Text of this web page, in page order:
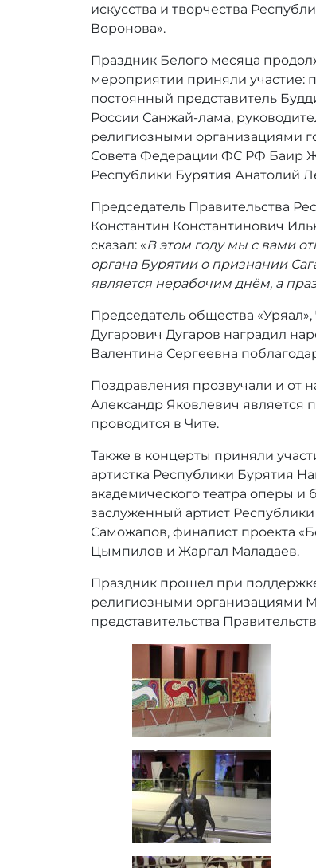
a
i
n
искусства и творчества
Воронова».
Праздник Белого месяца
мероприятии приняли участие:
постоянный представитель
России Санжай-лама,
религиозными организациями
Совета Федерации ФС РФ Баир
Республики Бурятия Анатолий
Председатель Правительства
Константин Константинович
сказал: «В этом году мы с вами
органа Бурятии о признании
является нерабочим днём, а
Председатель общества
Дугарович Дугаров наградил
Валентина Сергеевна
Поздравления прозвучали и от
Александр Яковлевич является
проводится в Чите.
Также в концерты приняли
артистка Республики Бурятия
академического театра оперы и
заслуженный артист
Саможапов, финалист проекта
Цымпилов и Жаргал Маладаев.
Праздник прошел при
религиозными организациями
представительства